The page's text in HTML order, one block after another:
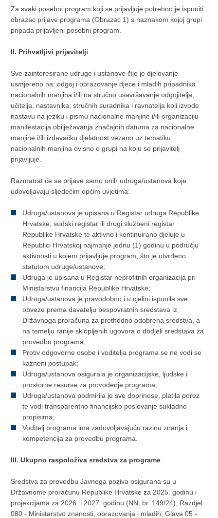
Za svaki posebni program koji se prijavljuje potrebno je ispuniti
obrazac prijave programa (Obrazac 1) s naznakom kojoj grupi
pripada prijavljeni posebni program.
II. Prihvatljivi prijavitelji
Sve zainteresirane udruge i ustanove čije je djelovanje
usmjereno na: odgoj i obrazovanje djece i mladih pripadnika
nacionalnih manjina i/ili na stručno usavršavanje odgojitelja,
učitelja, nastavnika, stručnih suradnika i ravnatelja koji izvode
nastavu na jeziku i pismu nacionalne manjine i/ili organizaciju
manifestacija obilježavanja značajnih datuma za nacionalne
manjine i/ili izdavačku djelatnost vezano uz tematiku
nacionalnih manjina ovisno o grupi na koju se prijavitelj
prijavljuje.
Razmatrat će se prijave samo onih udruga/ustanova koje
udovoljavaju sljedećim općim uvjetima:
Udruga/ustanova je upisana u Registar udruga Republike
Hrvatske, sudski registar ili drugi službeni registar
Republike Hrvatske te aktivno i kontinuirano djeluje u
Republici Hrvatskoj najmanje jednu (1) godinu u području
aktivnosti u kojem prijavljuje program, što je utvrđeno
statutom udruge/ustanove;
Udruga je upisana u Registar neprofitnih organizacija pri
Ministarstvu financija Republike Hrvatske;
Udruga/ustanova je pravodobno i u cjelini ispunila sve
obveze prema davatelju bespovratnih sredstava iz
Državnoga proračuna za prethodno odobrena sredstva, a
na temelju ranije sklopljenih ugovora o dodjeli sredstava za
provedbu programa;
Protiv odgovorne osobe i voditelja programa se ne vodi se
kazneni postupak;
Udruga/ustanova osigurala je organizacijske, ljudske i
prostorne resurse za provođenje programa;
Udruga/ustanova podmirila je sve doprinose, platila porez
te vodi transparentno financijsko poslovanje sukladno
propisima;
Voditelj programa ima zadovoljavajuću razinu znanja i
kompetencija za provedbu programa.
III. Ukupno raspoloživa sredstva za programe
Sredstva za provedbu Javnoga poziva osigurana su u
Državnome proračunu Republike Hrvatske za 2025. godinu i
projekcijama za 2026. i 2027. godinu (NN, br. 149/24), Razdjel
080 - Ministarstvo znanosti, obrazovanja i mladih, Glava 05 -